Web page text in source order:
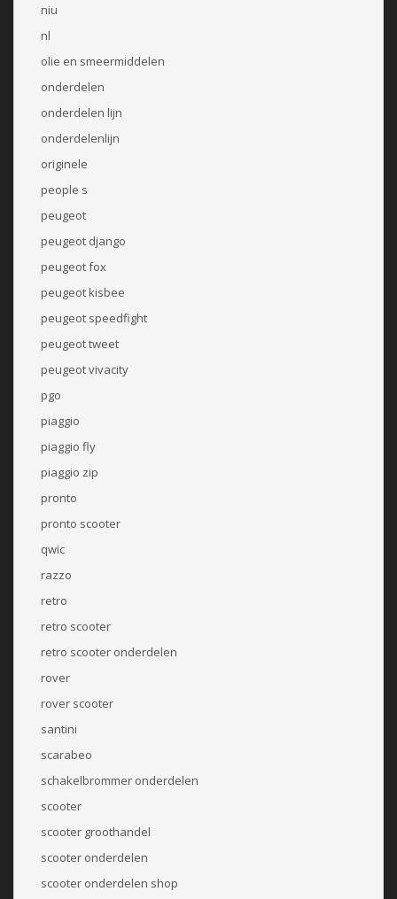
niu
nl
olie en smeermiddelen
onderdelen
onderdelen lijn
onderdelenlijn
originele
people s
peugeot
peugeot django
peugeot fox
peugeot kisbee
peugeot speedfight
peugeot tweet
peugeot vivacity
pgo
piaggio
piaggio fly
piaggio zip
pronto
pronto scooter
qwic
razzo
retro
retro scooter
retro scooter onderdelen
rover
rover scooter
santini
scarabeo
schakelbrommer onderdelen
scooter
scooter groothandel
scooter onderdelen
scooter onderdelen shop